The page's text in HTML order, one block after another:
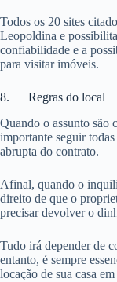
Todos os 20 sites
Leopoldina e
confiabilidade e a
para visitar imóveis.
8. Regras do local
Quando o assunto são
importante seguir
abrupta do contrato.
Afinal, quando o
direito de que o
precisar devolver o
Tudo irá depender de
entanto, é sempre
locação de sua casa